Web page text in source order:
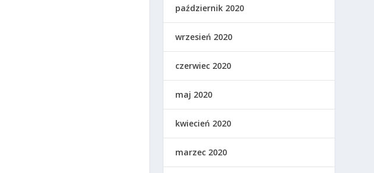
październik 2020
wrzesień 2020
czerwiec 2020
maj 2020
kwiecień 2020
marzec 2020